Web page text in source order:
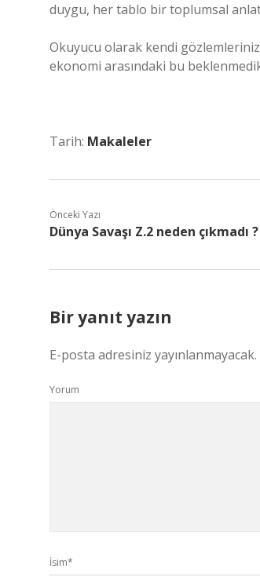
duygu, her tablo bir toplumsal
Okuyucu olarak kendi
ekonomi arasındaki bu
Tarih: Makaleler
Önceki Yazı
Dünya Savaşı Z.2 neden çıkmadı ?
Bir yanıt yazın
E-posta adresiniz yayınlanmayacak.
Yorum
İsim*